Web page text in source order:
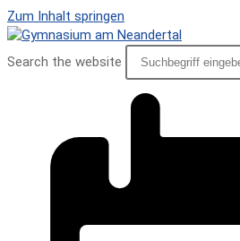
Zum Inhalt springen
Search the website